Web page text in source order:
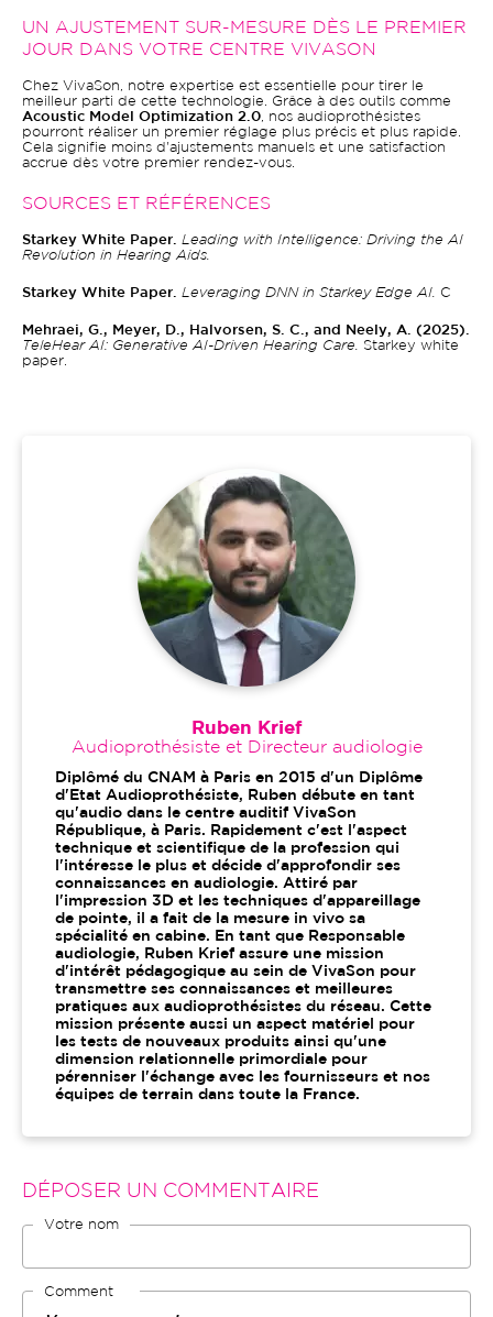
UN AJUSTEMENT SUR-MESURE DÈS LE PREMIER
JOUR DANS VOTRE CENTRE VIVASON
Chez VivaSon, notre expertise est essentielle pour tirer le
meilleur parti de cette technologie. Grâce à des outils comme
Acoustic Model Optimization 2.0, nos audioprothésistes
pourront réaliser un premier réglage plus précis et plus rapide.
Cela signifie moins d'ajustements manuels et une satisfaction
accrue dès votre premier rendez-vous.
SOURCES ET RÉFÉRENCES
Starkey White Paper. Leading with Intelligence: Driving the AI
Revolution in Hearing Aids.
Starkey White Paper. Leveraging DNN in Starkey Edge AI. C
Mehraei, G., Meyer, D., Halvorsen, S. C., and Neely, A. (2025).
TeleHear AI: Generative AI-Driven Hearing Care. Starkey white
paper.
Ruben Krief
Audioprothésiste et Directeur audiologie
Diplômé du CNAM à Paris en 2015 d'un Diplôme
d'Etat Audioprothésiste, Ruben débute en tant
qu'audio dans le centre auditif VivaSon
République, à Paris. Rapidement c'est l'aspect
technique et scientifique de la profession qui
l'intéresse le plus et décide d'approfondir ses
connaissances en audiologie. Attiré par
l'impression 3D et les techniques d'appareillage
de pointe, il a fait de la mesure in vivo sa
spécialité en cabine. En tant que Responsable
audiologie, Ruben Krief assure une mission
d'intérêt pédagogique au sein de VivaSon pour
transmettre ses connaissances et meilleures
pratiques aux audioprothésistes du réseau. Cette
mission présente aussi un aspect matériel pour
les tests de nouveaux produits ainsi qu'une
dimension relationnelle primordiale pour
pérenniser l'échange avec les fournisseurs et nos
équipes de terrain dans toute la France.
DÉPOSER UN COMMENTAIRE
Votre nom
Comment